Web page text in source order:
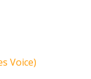
Voice)